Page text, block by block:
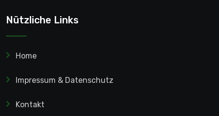
Nützliche Links
Home
Impressum & Datenschutz
Kontakt